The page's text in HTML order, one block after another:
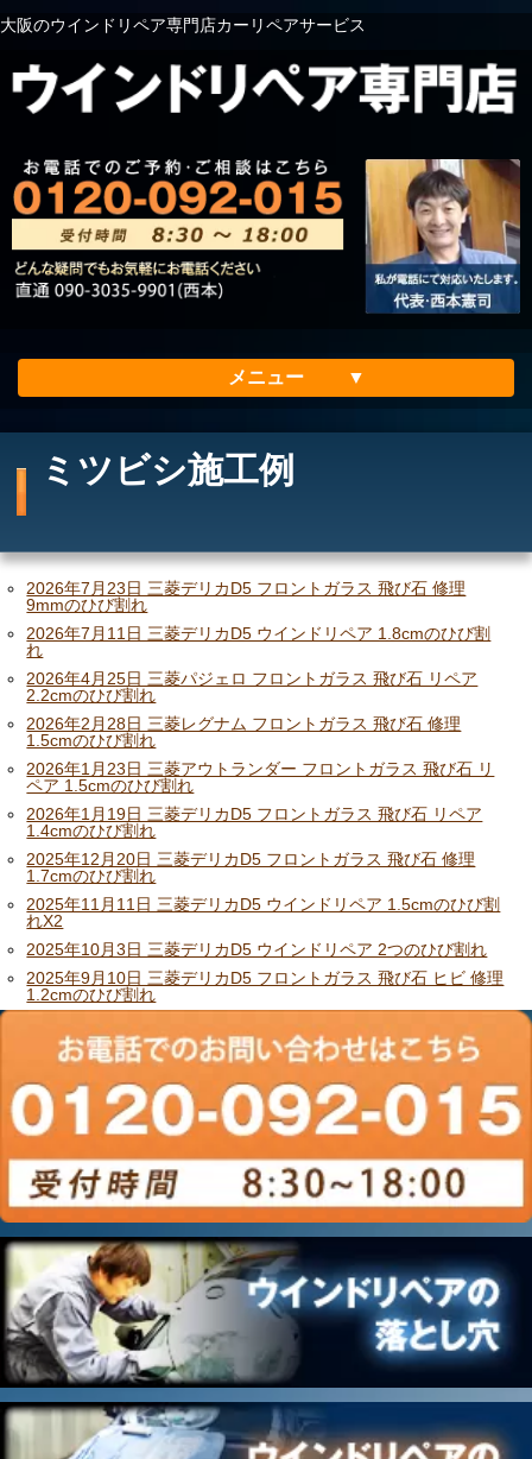
大阪のウインドリペア専門店カーリペアサービス
メニュー
会社案内
ご利用の流れ
価格
ミツビシ施工例
2026年7月23日 三菱デリカD5 フロントガラス 飛び石 修理
9mmのひび割れ
2026年7月11日 三菱デリカD5 ウインドリペア 1.8cmのひび割
れ
2026年4月25日 三菱パジェロ フロントガラス 飛び石 リペア
2.2cmのひび割れ
2026年2月28日 三菱レグナム フロントガラス 飛び石 修理
1.5cmのひび割れ
2026年1月23日 三菱アウトランダー フロントガラス 飛び石 リ
ペア 1.5cmのひび割れ
2026年1月19日 三菱デリカD5 フロントガラス 飛び石 リペア
1.4cmのひび割れ
2025年12月20日 三菱デリカD5 フロントガラス 飛び石 修理
1.7cmのひび割れ
2025年11月11日 三菱デリカD5 ウインドリペア 1.5cmのひび割
れX2
2025年10月3日 三菱デリカD5 ウインドリペア 2つのひび割れ
2025年9月10日 三菱デリカD5 フロントガラス 飛び石 ヒビ 修理
1.2cmのひび割れ